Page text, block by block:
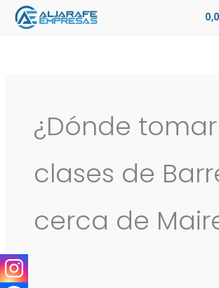
¿Dónde tomar
clases de
cerca de